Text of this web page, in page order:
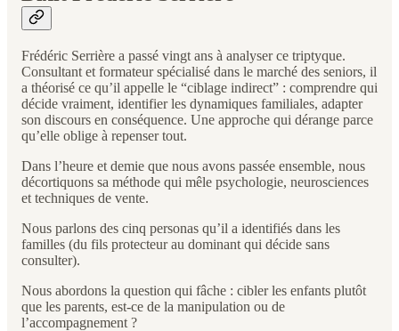
Frédéric Serrière a passé vingt ans à analyser ce triptyque.
Consultant et formateur spécialisé dans le marché des seniors, il
a théorisé ce qu’il appelle le “ciblage indirect” : comprendre qui
décide vraiment, identifier les dynamiques familiales, adapter
son discours en conséquence. Une approche qui dérange parce
qu’elle oblige à repenser tout.
Dans l’heure et demie que nous avons passée ensemble, nous
décortiquons sa méthode qui mêle psychologie, neurosciences
et techniques de vente.
Nous parlons des cinq personas qu’il a identifiés dans les
familles (du fils protecteur au dominant qui décide sans
consulter).
Nous abordons la question qui fâche : cibler les enfants plutôt
que les parents, est-ce de la manipulation ou de
l’accompagnement ?